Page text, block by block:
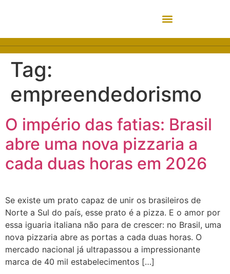
Tag:
empreendedorismo
O império das fatias: Brasil
abre uma nova pizzaria a
cada duas horas em 2026
Se existe um prato capaz de unir os brasileiros de
Norte a Sul do país, esse prato é a pizza. E o amor por
essa iguaria italiana não para de crescer: no Brasil, uma
nova pizzaria abre as portas a cada duas horas. O
mercado nacional já ultrapassou a impressionante
marca de 40 mil estabelecimentos […]